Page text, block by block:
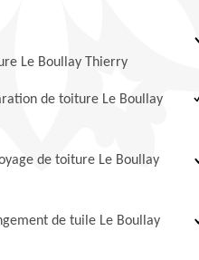
Le Boullay Thierry
de toiture Le Boullay
de toiture Le Boullay
de tuile Le Boullay